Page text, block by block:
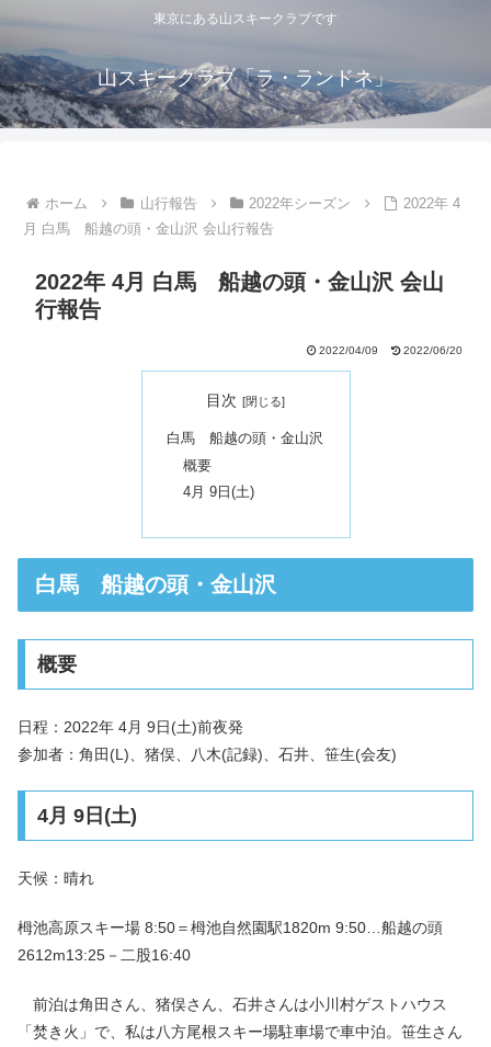
東京にある山スキークラブです
山スキークラブ「ラ・ランドネ」
ホーム 山行報告 2022年シーズン
2022年 4
月 白馬 船越の頭・金山沢 会山行報告
2022年 4月 白馬 船越の頭・金山沢 会山
行報告
2022/04/09 2022/06/20
目次
白馬 船越の頭・金山沢
概要
4月 9日(土)
白馬 船越の頭・金山沢
概要
日程：2022年 4月 9日(土)前夜発
参加者：角田(L)、猪俣、八木(記録)、石井、笹生(会友)
4月 9日(土)
天候：晴れ
栂池高原スキー場 8:50＝栂池自然園駅1820m 9:50…船越の頭
2612m13:25－二股16:40
前泊は角田さん、猪俣さん、石井さんは小川村ゲストハウス
「焚き火」で、私は八方尾根スキー場駐車場で車中泊。笹生さん